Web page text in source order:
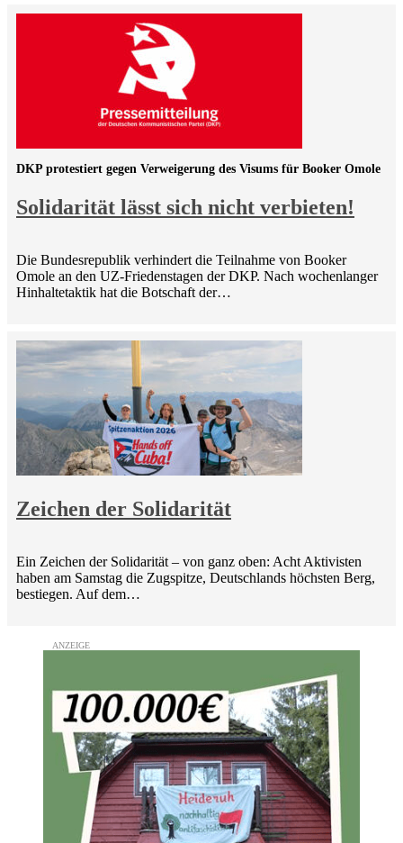
Solidarität lässt sich nicht verbieten!
DKP protestiert gegen Verweigerung des Visums für Booker Omole
Die Bundesrepublik verhindert die Teilnahme von Booker
Omole an den UZ-Friedenstagen der DKP. Nach wochenlanger
Hinhaltetaktik hat die Botschaft der…
Zeichen der Solidarität
Ein Zeichen der Solidarität – von ganz oben: Acht Aktivisten
haben am Samstag die Zugspitze, Deutschlands höchsten Berg,
bestiegen. Auf dem…